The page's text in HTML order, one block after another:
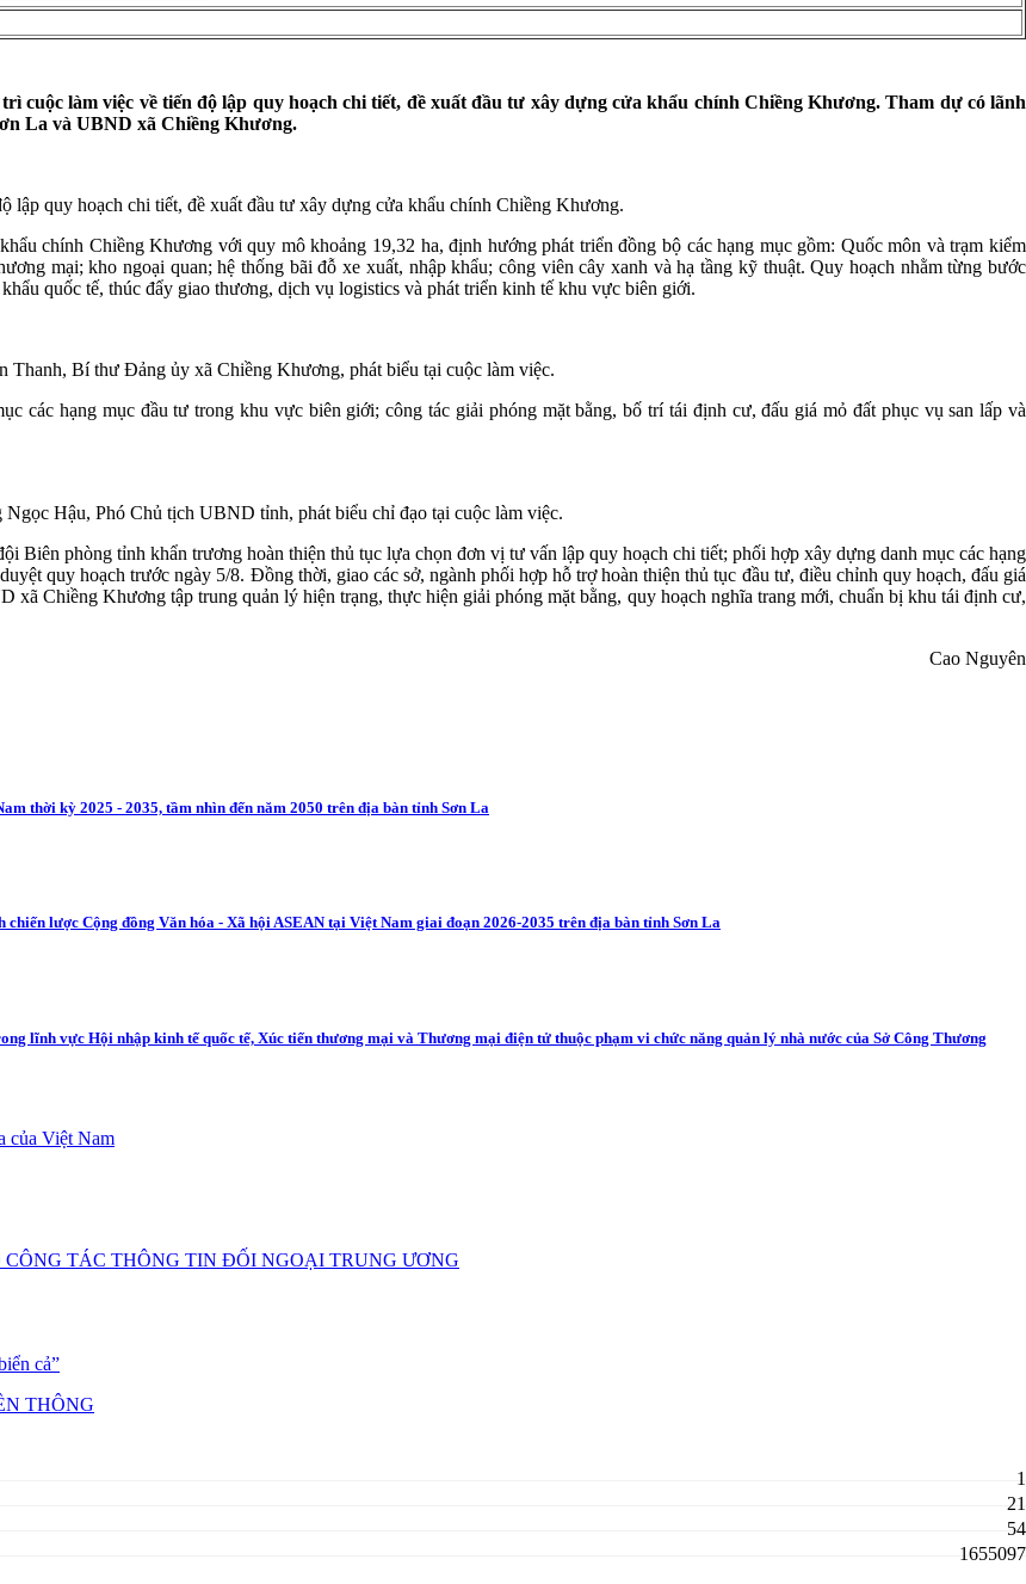
cuộc làm việc về tiến độ lập quy hoạch chi tiết, đề xuất đầu tư xây dựng cửa khẩu chính Chiềng Khương. Tham dự có lãnh
La và UBND xã Chiềng Khương.
lập quy hoạch chi tiết, đề xuất đầu tư xây dựng cửa khẩu chính Chiềng Khương.
chính Chiềng Khương với quy mô khoảng 19,32 ha, định hướng phát triển đồng bộ các hạng mục gồm: Quốc môn và trạm kiểm
mại; kho ngoại quan; hệ thống bãi đỗ xe xuất, nhập khẩu; công viên cây xanh và hạ tầng kỹ thuật. Quy hoạch nhằm từng bước
quốc tế, thúc đẩy giao thương, dịch vụ logistics và phát triển kinh tế khu vực biên giới.
Thanh, Bí thư Đảng ủy xã Chiềng Khương, phát biểu tại cuộc làm việc.
các hạng mục đầu tư trong khu vực biên giới; công tác giải phóng mặt bằng, bố trí tái định cư, đấu giá mỏ đất phục vụ san lấp và
Hậu, Phó Chủ tịch UBND tỉnh, phát biểu chỉ đạo tại cuộc làm việc.
phòng tỉnh khẩn trương hoàn thiện thủ tục lựa chọn đơn vị tư vấn lập quy hoạch chi tiết; phối hợp xây dựng danh mục các hạng
quy hoạch trước ngày 5/8. Đồng thời, giao các sở, ngành phối hợp hỗ trợ hoàn thiện thủ tục đầu tư, điều chỉnh quy hoạch, đấu giá
xã Chiềng Khương tập trung quản lý hiện trạng, thực hiện giải phóng mặt bằng, quy hoạch nghĩa trang mới, chuẩn bị khu tái định cư,
Cao Nguyên
thời kỳ 2025 - 2035, tầm nhìn đến năm 2050 trên địa bàn tỉnh Sơn La
lược Cộng đồng Văn hóa - Xã hội ASEAN tại Việt Nam giai đoạn 2026-2035 trên địa bàn tỉnh Sơn La
lĩnh vực Hội nhập kinh tế quốc tế, Xúc tiến thương mại và Thương mại điện tử thuộc phạm vi chức năng quản lý nhà nước của Sở Công Thương
1
21
54
1655097